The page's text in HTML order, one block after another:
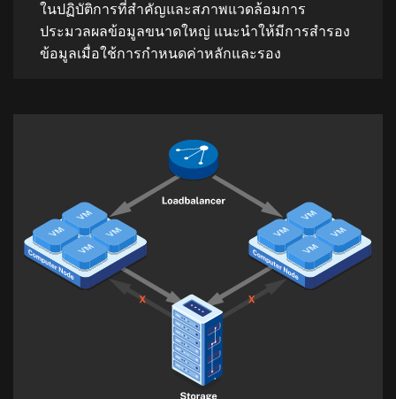
ในปฏิบัติการที่สำคัญและสภาพแวดล้อมการ
ประมวลผลข้อมูลขนาดใหญ่ แนะนำให้มีการสำรอง
ข้อมูลเมื่อใช้การกำหนดค่าหลักและรอง